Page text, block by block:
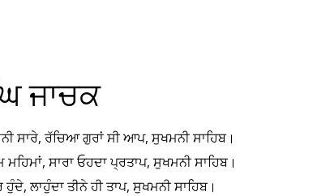
ਜਾਚਕ
ਸਾਰੇ, ਰੱਚਿਆ ਗੁਰਾਂ ਸੀ ਆਪ, ਸੁਖਮਨੀ ਸਾਹਿਬ।
ਸਾਰਾ ਓਹਦਾ ਪ੍ਰਤਾਪ, ਸੁਖਮਨੀ ਸਾਹਿਬ।
ਲਾਹੁੰਦਾ ਤੀਨੇ ਹੀ ਤਾਪ, ਸੁਖਮਨੀ ਸਾਹਿਬ।